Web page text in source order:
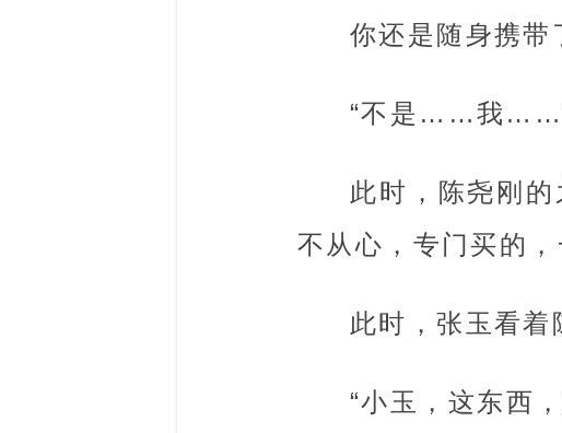
你还是随身携带
“不是……我
此时，陈尧刚
不从心，专门买的，
此时，张玉看着
“小玉，这东西